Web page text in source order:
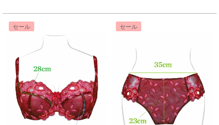
セール セール